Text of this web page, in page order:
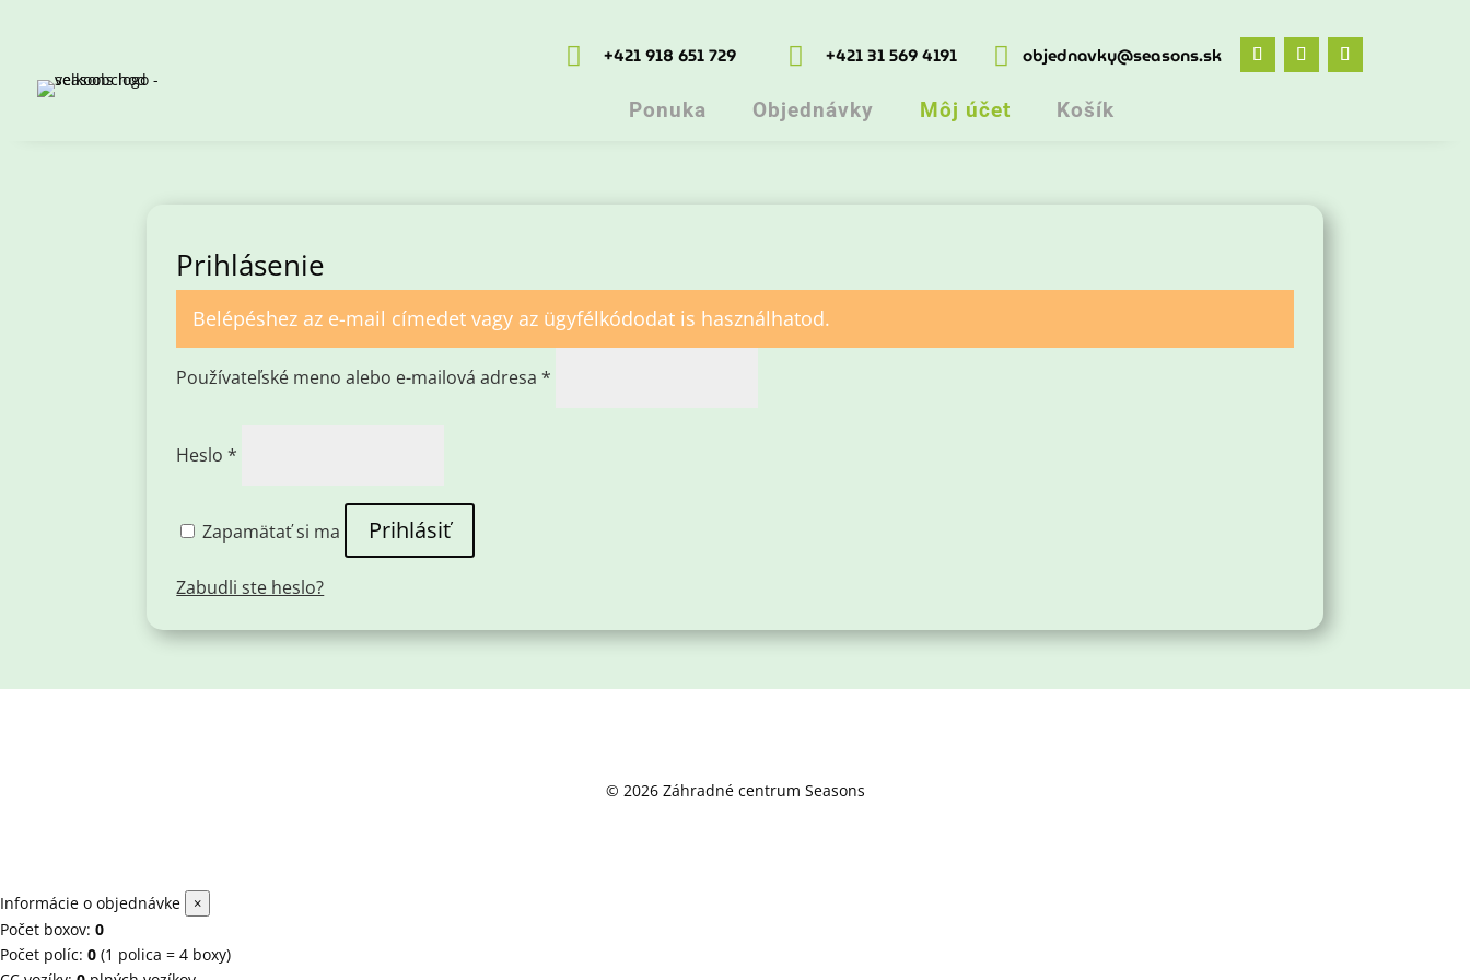
 +421 918 651 729  +421 31 569 4191  objednavky@seasons.sk
Ponuka Objednávky Môj účet Košík
Prihlásenie
Belépéshez az e-mail címedet vagy az ügyfélkódodat is használhatod.
Používateľské meno alebo e-mailová adresa*
Heslo*
Zapamätať si ma Prihlásiť
Zabudli ste heslo?
© 2026 Záhradné centrum Seasons
Informácie o objednávke ×
Počet boxov: 0
Počet políc: 0 (1 polica = 4 boxy)